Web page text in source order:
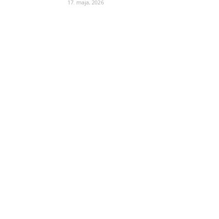
17. maja, 2026